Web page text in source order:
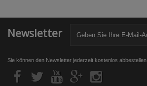
Newsletter
Sie können den Newsletter jederzeit kostenlos abbestellen.